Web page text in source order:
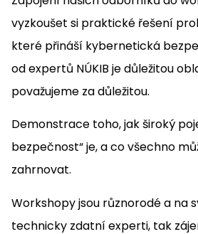
vyzkoušet si praktické řešení
které přináší kybernetická
od expertů NÚKIB je důležitou
považujeme za důležitou.
Demonstrace toho, jak široký
bezpečnost“ je, a co všechno
zahrnovat.
Workshopy jsou různorodé a na
technicky zdatní experti, tak